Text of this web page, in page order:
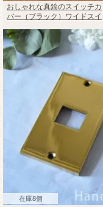
おしゃれな真鍮のスイッチカ
バー（ブラック）ワイドスイ
在庫8個